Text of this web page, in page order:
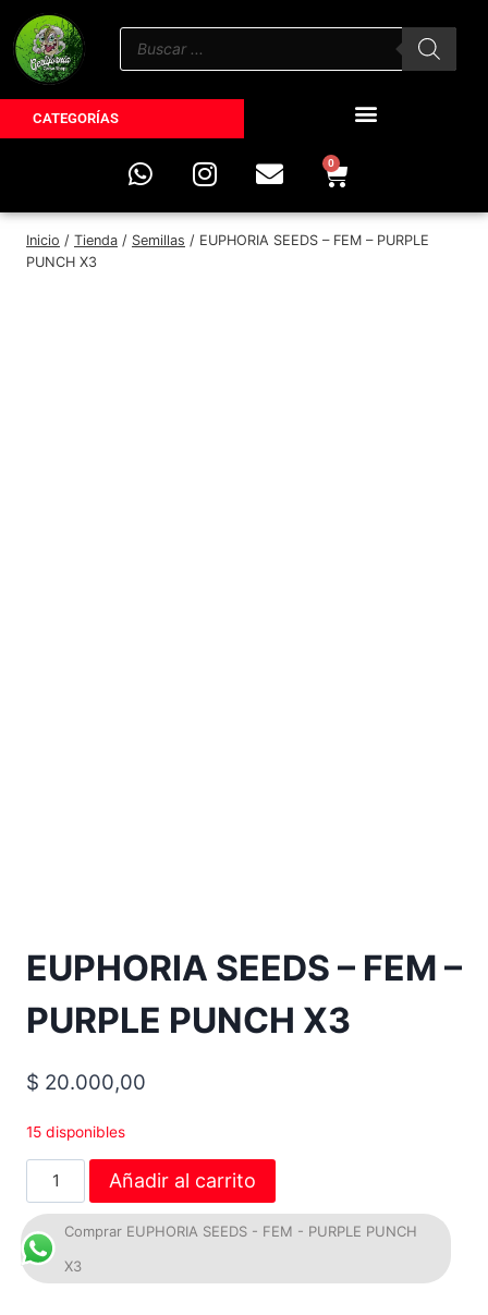
CATEGORÍAS
0
Inicio / Tienda / Semillas / EUPHORIA SEEDS – FEM – PURPLE
PUNCH X3
EUPHORIA SEEDS – FEM –
PURPLE PUNCH X3
$ 20.000,00
15 disponibles
Añadir al carrito
Comprar EUPHORIA SEEDS - FEM - PURPLE PUNCH
X3